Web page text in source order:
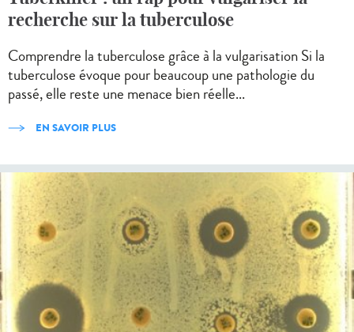
recherche sur la tuberculose
Comprendre la tuberculose grâce à la vulgarisation Si la
tuberculose évoque pour beaucoup une pathologie du
passé, elle reste une menace bien réelle...
EN SAVOIR PLUS